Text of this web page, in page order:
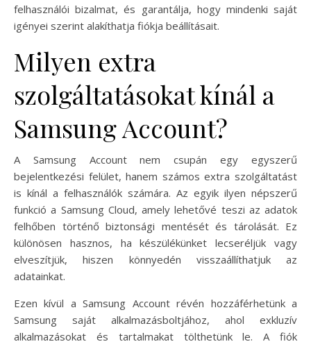
felhasználói bizalmat, és garantálja, hogy mindenki saját
igényei szerint alakíthatja fiókja beállításait.
Milyen extra
szolgáltatásokat kínál a
Samsung Account?
A Samsung Account nem csupán egy egyszerű
bejelentkezési felület, hanem számos extra szolgáltatást
is kínál a felhasználók számára. Az egyik ilyen népszerű
funkció a Samsung Cloud, amely lehetővé teszi az adatok
felhőben történő biztonsági mentését és tárolását. Ez
különösen hasznos, ha készülékünket lecseréljük vagy
elveszítjük, hiszen könnyedén visszaállíthatjuk az
adatainkat.
Ezen kívül a Samsung Account révén hozzáférhetünk a
Samsung saját alkalmazásboltjához, ahol exkluzív
alkalmazásokat és tartalmakat tölthetünk le. A fiók